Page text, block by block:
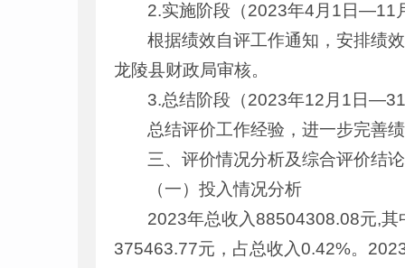
2.实施阶段（2023年4月1日—11
根据绩效自评工作通知，安排绩
龙陵县财政局审核。
3.总结阶段（2023年12月1日
总结评价工作经验，进一步完善
三、评价情况分析及综合评价结论
（一）投入情况分析
2023年总收入88504308.08元,
375463.77元，占总收入0.42%。